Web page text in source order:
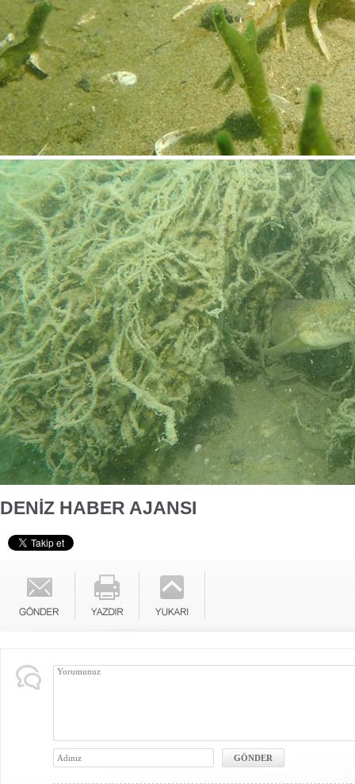
DENİZ HABER AJANSI